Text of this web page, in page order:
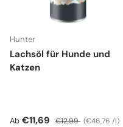
Hunter
Lachsöl für Hunde und
Katzen
Verkaufspreis
Ab €11,69 Normaler Preis
€12,99 Grundpreis
€46,76 /l